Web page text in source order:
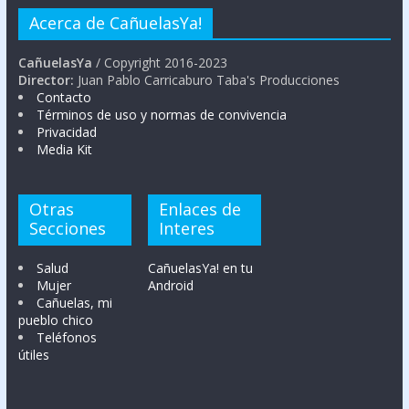
Acerca de CañuelasYa!
CañuelasYa / Copyright 2016-2023
Director: Juan Pablo Carricaburo Taba's Producciones
Contacto
Términos de uso y normas de convivencia
Privacidad
Media Kit
Otras
Secciones
Salud
Mujer
Cañuelas, mi
pueblo chico
Teléfonos
útiles
Enlaces de
Interes
CañuelasYa! en tu
Android